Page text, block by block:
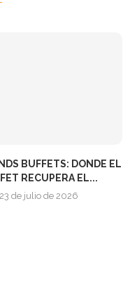
BUFFETS: DONDE EL
RECUPERA EL...
23 de julio de 2026